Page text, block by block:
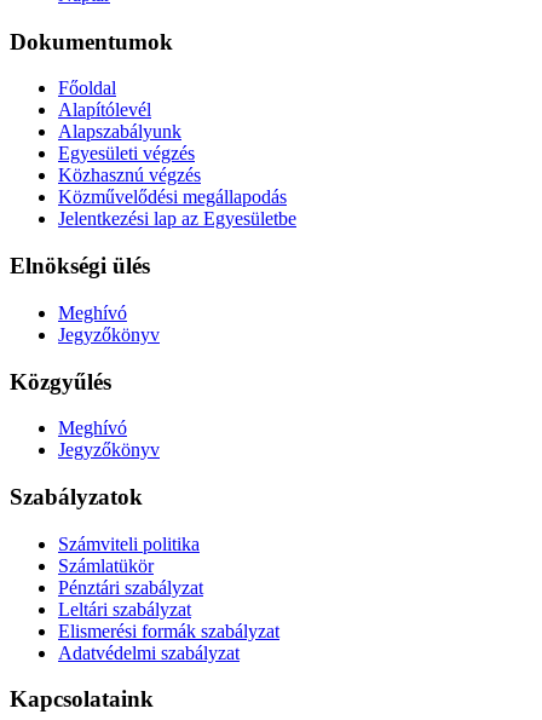
Dokumentumok
Főoldal
Alapítólevél
Alapszabályunk
Egyesületi végzés
Közhasznú végzés
Közművelődési megállapodás
Jelentkezési lap az Egyesületbe
Elnökségi ülés
Meghívó
Jegyzőkönyv
Közgyűlés
Meghívó
Jegyzőkönyv
Szabályzatok
Számviteli politika
Számlatükör
Pénztári szabályzat
Leltári szabályzat
Elismerési formák szabályzat
Adatvédelmi szabályzat
Kapcsolataink